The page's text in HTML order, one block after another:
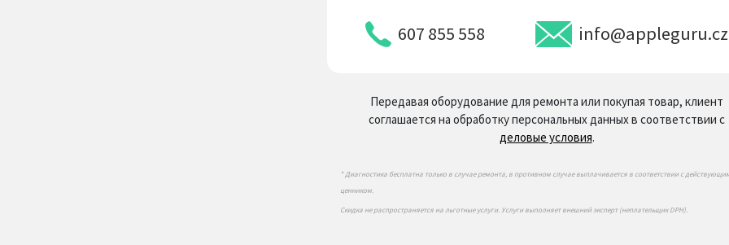
607 855 558 info@appleguru.cz
Передавая оборудование для ремонта или покупая товар, клиент
соглашается на обработку персональных данных в соответствии с
деловые условия.
* Диагностика бесплатна только в случае ремонта, в противном случае выплачивается в соответствии с
ценником.
Скидка не распространяется на льготные услуги. Услуги выполняет внешний эксперт (неплательщик DPH).